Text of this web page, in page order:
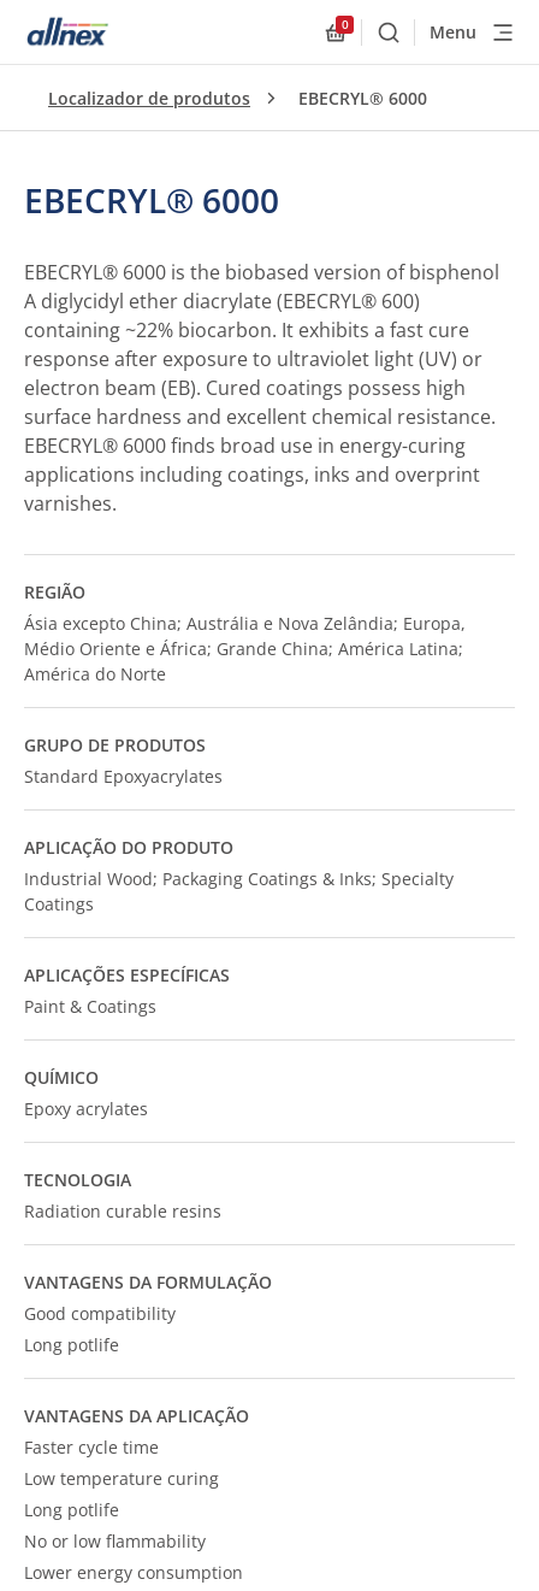
0
BuscarMenu
Localizador de produtos EBECRYL® 6000
EBECRYL® 6000
EBECRYL® 6000 is the biobased version of bisphenol
A diglycidyl ether diacrylate (EBECRYL® 600)
containing ~22% biocarbon. It exhibits a fast cure
response after exposure to ultraviolet light (UV) or
electron beam (EB). Cured coatings possess high
surface hardness and excellent chemical resistance.
EBECRYL® 6000 finds broad use in energy-curing
applications including coatings, inks and overprint
varnishes.
REGIÃO
Ásia excepto China; Austrália e Nova Zelândia; Europa,
Médio Oriente e África; Grande China; América Latina;
América do Norte
GRUPO DE PRODUTOS
Standard Epoxyacrylates
APLICAÇÃO DO PRODUTO
Industrial Wood; Packaging Coatings & Inks; Specialty
Coatings
APLICAÇÕES ESPECÍFICAS
Paint & Coatings
QUÍMICO
Epoxy acrylates
TECNOLOGIA
Radiation curable resins
VANTAGENS DA FORMULAÇÃO
Good compatibility
Long potlife
VANTAGENS DA APLICAÇÃO
Faster cycle time
Low temperature curing
Long potlife
No or low flammability
Lower energy consumption